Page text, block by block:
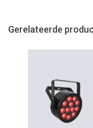
Gerelateerde